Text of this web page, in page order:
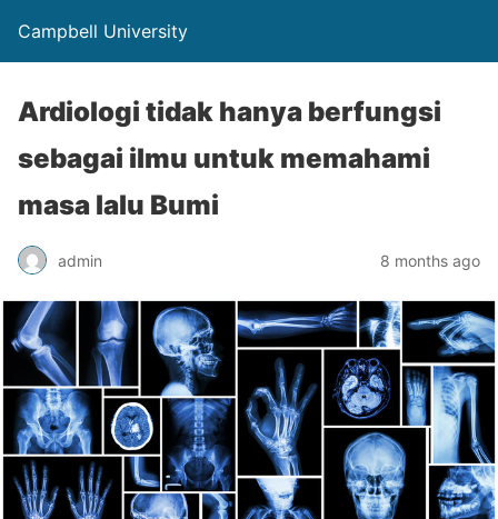
Campbell University
Ardiologi tidak hanya berfungsi
sebagai ilmu untuk memahami
masa lalu Bumi
admin 8 months ago